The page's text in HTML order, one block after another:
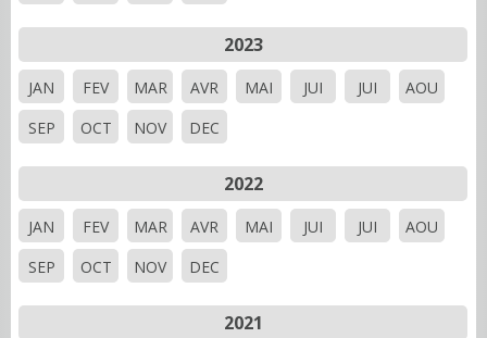
2023
JAN FEV MAR AVR MAI JUI JUI
AOU
SEP
OCT NOV DEC
2022
JAN FEV MAR AVR MAI JUI JUI
AOU
SEP
OCT NOV DEC
2021